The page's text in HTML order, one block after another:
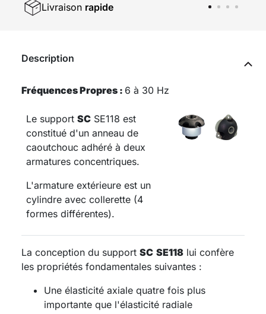
Livraison rapide
Description
Fréquences Propres : 6 à 30 Hz
Le support SC SE118 est
constitué d'un anneau de
caoutchouc adhéré à deux
armatures concentriques.
L'armature extérieure est un
cylindre avec collerette (4
formes différentes).
La conception du support SC SE118 lui confère
les propriétés fondamentales suivantes :
Une élasticité axiale quatre fois plus
importante que l'élasticité radiale